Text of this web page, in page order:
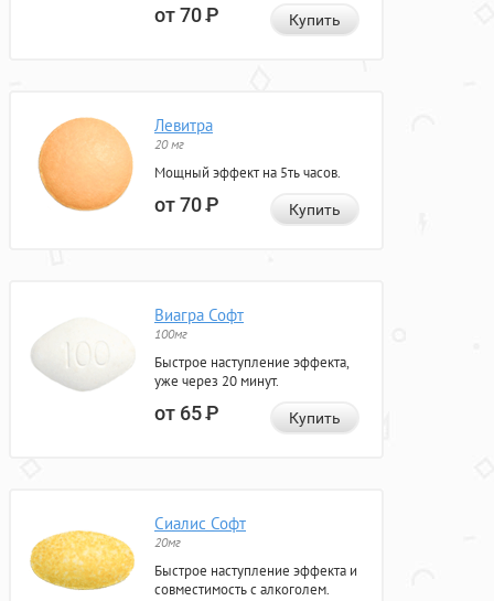
от 70Р Купить
Левитра
20 мг
Мощный эффект на 5ть часов.
от 70Р Купить
Виагра Софт
100мг
Быстрое наступление эффекта,
уже через 20 минут.
от 65Р Купить
Сиалис Софт
20мг
Быстрое наступление эффекта и
совместимость с алкоголем.